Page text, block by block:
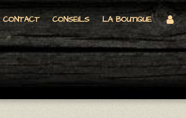
CONTACT CONSEILS LA BOUTIQUE